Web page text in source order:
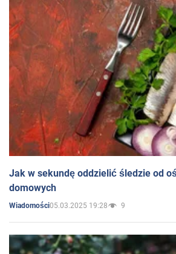
Jak w sekundę oddzielić śledzie od
domowych
Wiadomości05.03.2025 19:28 9